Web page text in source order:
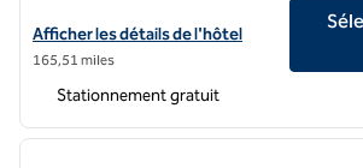
Afficher les détails de l'hôtel Nagoya Kanko
Afficher les détails de l'hôtel
165,51 miles
Stationnement gratuit
1 sur 7